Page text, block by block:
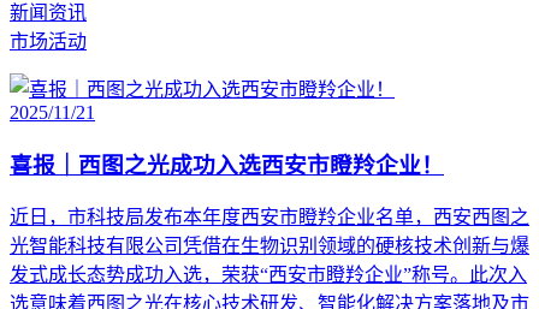
新闻资讯
市场活动
2025/11/21
喜报｜西图之光成功入选西安市瞪羚企业！
近日，市科技局发布本年度西安市瞪羚企业名单，西安西图之
光智能科技有限公司凭借在生物识别领域的硬核技术创新与爆
发式成长态势成功入选，荣获“西安市瞪羚企业”称号。此次入
选意味着西图之光在核心技术研发、智能化解决方案落地及市